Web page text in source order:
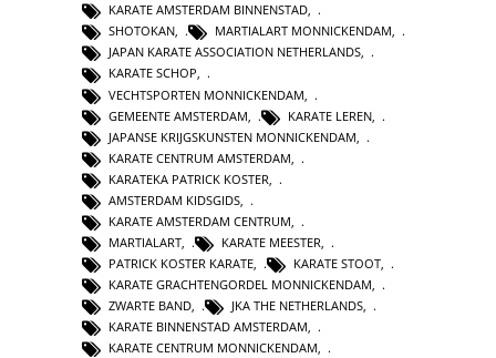
KARATE AMSTERDAM BINNENSTAD,
SHOTOKAN, MARTIALART MONNICKENDAM,
JAPAN KARATE ASSOCIATION NETHERLANDS,
KARATE SCHOP,
VECHTSPORTEN MONNICKENDAM
GEMEENTE AMSTERDAM
KARATE LEREN
JAPANSE KRIJGSKUNSTEN MONNICKENDAM
KARATE CENTRUM AMSTERDAM
KARATEKA PATRICK KOSTER
AMSTERDAM KIDSGIDS
KARATE AMSTERDAM CENTRUM
MARTIALART
KARATE MEESTER
PATRICK KOSTER KARATE, KARATE STOOT,
KARATE GRACHTENGORDEL MONNICKENDAM,
ZWARTE BAND, JKA THE NETHERLANDS,
KARATE BINNENSTAD AMSTERDAM,
KARATE CENTRUM MONNICKENDAM,